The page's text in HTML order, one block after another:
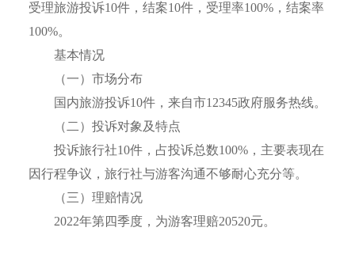
受理旅游投诉10件，结案10件，受理率100%，结案率
100%。
基本情况
（一）市场分布
国内旅游投诉10件，来自市12345政府服务热线。
（二）投诉对象及特点
投诉旅行社10件，占投诉总数100%，主要表现在
因行程争议，旅行社与游客沟通不够耐心充分等。
（三）理赔情况
2022年第四季度，为游客理赔20520元。